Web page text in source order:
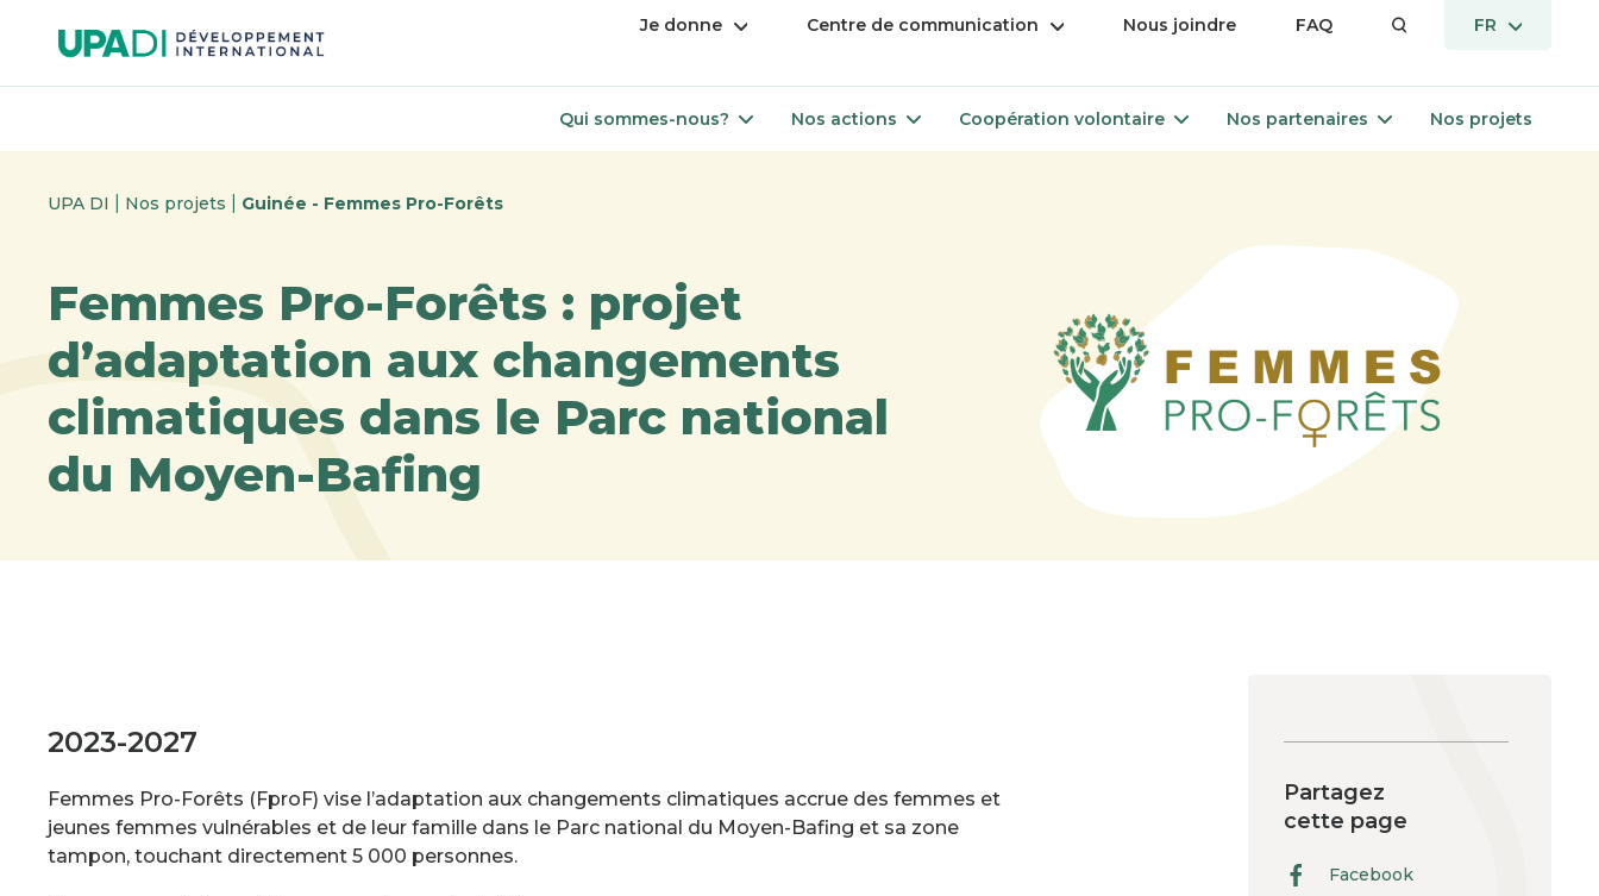
Je donne Ouvrir Centre de communication Ouvrir Nous joindre FAQ FR OUVRIR
Qui sommes-nous? Ouvrir
menu
Nos actions Ouvrir
menu
Coopération volontaire Ouvrir
menu
Nos partenaires Ouvrir
menu
Nos projets
UPA DI Nos projets Guinée - Femmes Pro-Forêts
Femmes Pro-Forêts : projet
d’adaptation aux changements
climatiques dans le Parc national
du Moyen-Bafing
2023-2027
Femmes Pro-Forêts (FproF) vise l’adaptation aux changements climatiques accrue des femmes et
jeunes femmes vulnérables et de leur famille dans le Parc national du Moyen-Bafing et sa zone
tampon, touchant directement 5 000 personnes.
Partagez
cette page
Facebook